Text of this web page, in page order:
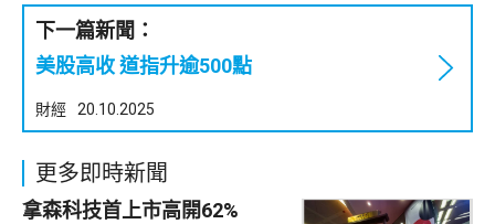
下一篇新聞：
美股高收 道指升逾500點
財經 20.10.2025
更多即時新聞
拿森科技首上市高開62%